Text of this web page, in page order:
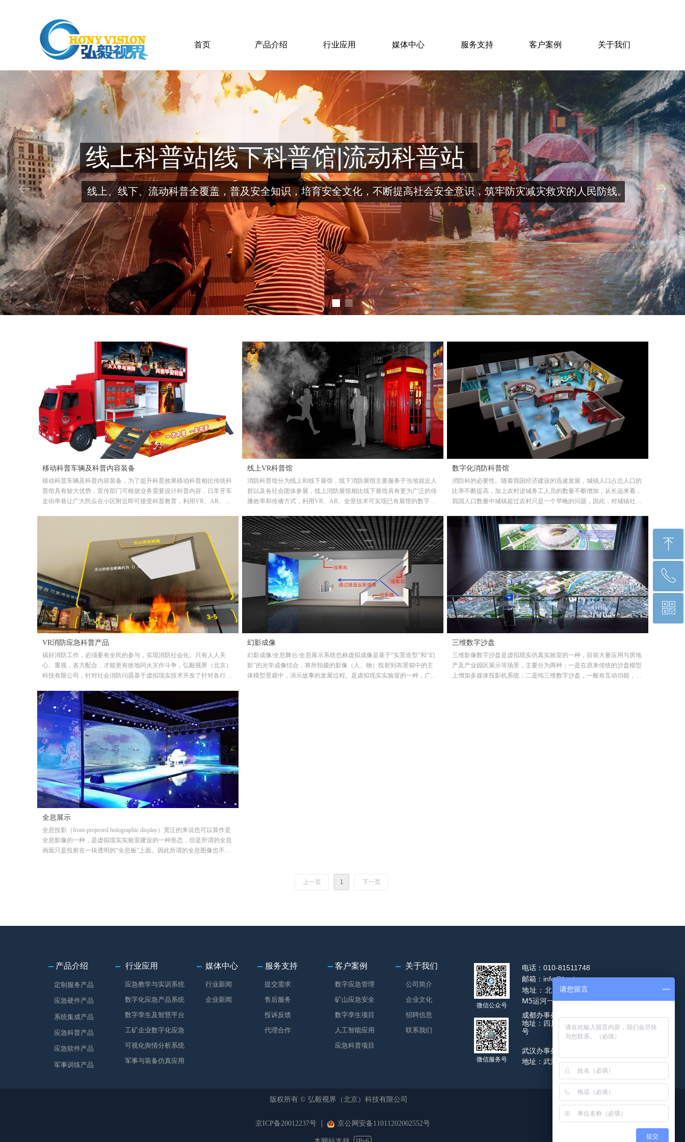
首页 产品介绍 行业应用 媒体中心 服务支持 客户案例 关于我们
线上科普站|线下科普馆|流动科普站
线上、线下、流动科普全覆盖，普及安全知识，培育安全文化，不断提高社会安全意识，筑牢防灾减灾救灾的人民防线。
ꂃ ꁹ
移动科普车辆及科普内容装备
移动科普车辆及科普内容装备，为了提升科普效果移动科普相比传统科
普馆具有较大优势，宣传部门可根据业务需要设计科普内容，日常开车
走街串巷让广大民众在小区附近即可接受科普教育，利用VR、AR、可
线上VR科普馆
消防科普馆分为线上和线下展馆，线下消防展馆主要服务于当地就近人
群以及各社会团体参展，线上消防展馆相比线下展馆具有更为广泛的传
播效率和传播方式，利用VR、AR、全景技术可实现已有展馆的数字化
内容可嵌入音视频、动画、互动性强寓教于乐的内容，丰富我国应急科
普体系内容的建设。
数字化消防科普馆
消防科的必要性。随着我国经济建设的迅速发展，城镇人口占总人口的
比率不断提高，加上农村进城务工人员的数量不断增加，从长远来看，
我国人口数量中城镇超过农村只是一个早晚的问题，因此，对城镇社区
开放的消防站，让居民亲身体验消防；要特别关注老人、幼儿、残障人
员和外来务工人员等火灾高危群体。弘毅视界专业承建数字消防科普
馆，告别传统的装修装饰展馆、利用数字化技术（VR、AR、MR）实
现一馆多用，内容实时更新、展馆运维等一体化解决方案
VR消防应急科普产品
搞好消防工作，必须要有全民的参与，实现消防社会化。只有人人关
心、重视，各方配合，才能更有效地同火灾作斗争，弘毅视界（北京）
科技有限公司，针对社会消防问题基于虚拟现实技术开发了针对各行业
科普、办公室及工厂防火知识科普需求，为全民参与，实现消防社会化
提供有力的可视化技术工具。欢迎来电话咨询010-81511748。
幻影成像
幻影成像/全息舞台/全息展示系统也称虚拟成像是基于“实景造型”和“幻
影”的光学成像结合，将所拍摄的影像（人、物）投射到布景箱中的主
体模型景观中，演示故事的发展过程。是虚拟现实实验室的一种，广泛
三维数字沙盘
三维影像数字沙盘是虚拟现实仿真实验室的一种，目前大量应用与房地
产及产业园区展示等场景，主要分为两种：一是在原来传统的沙盘模型
上增加多媒体投影机系统；二是纯三维数字沙盘，一般有互动功能，投
全息展示
全息投影（front-projected holographic display）宽泛的来说也可以算作是
全息影像的一种，是虚拟现实实验室建设的一种形态，但是所谓的全息
画面只是投射在一块透明的“全息板”上面。因此所谓的全息图像也不过
上一页 1 下一页
版权所有 © 弘毅视界（北京）科技有限公司
产品介绍 行业应用 媒体中心 服务支持 客户案例 关于我们
定制服务产品
应急硬件产品
系统集成产品
应急科普产品
应急软件产品
军事训练产品
应急教学与实训系统
数字化应急产品系统
数字孪生及智慧平台
工矿企业数字化应急
可视化舆情分析系统
军事与装备仿真应用
微信公众号
电话： 010-81511748
邮箱： info@hysj-vr.com
行业新闻
企业新闻
提交需求
售后服务
投诉反馈
代理合作
公司简介
企业文化
招聘信息
联系我们
地址：北京市通州区通州区运河园路
M5运河一号3号楼7层
微信服务号
成都办事处
地址：四川省成都市天府大道北段1700
号
数字应急管理
矿山应急安全
数字孪生项目
人工智能应用
应急科普项目
武汉办事处
地址：武汉洪山区书城路170号
京ICP备20012237号 京公网安备11011202002552号
ꁸ
回到顶部
ꂅ
010-81511748
ꀥ
请您留言
提交